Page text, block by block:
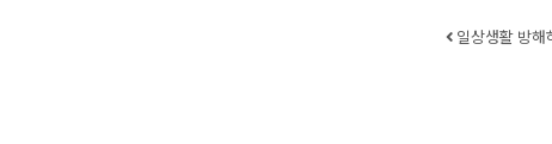
Post
일상생활 방해